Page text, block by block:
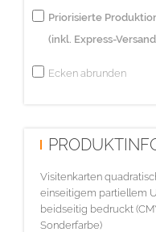
Priorisierte
(inkl. Express-
Ecken abrunden
Visitenkarten
einseitigem partiellem
beidseitig bedruckt
Sonderfarbe)